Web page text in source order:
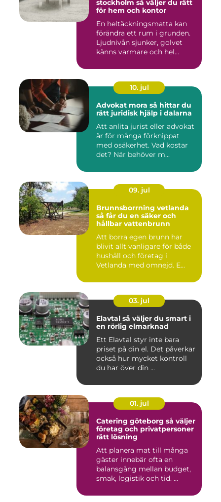
stockholm så väljer du rätt
för hem och kontor
En heltäckningsmatta kan
förändra ett rum i grunden.
Ljudnivån sjunker, golvet
känns varmare och hel...
10. jul
Advokat mora så hittar du
rätt juridisk hjälp i dalarna
Att anlita jurist eller advokat
är för många förknippat
med osäkerhet. Vad kostar
det? När behöver m...
09. jul
Brunnsborrning vetlanda
så får du en säker och
hållbar vattenbrunn
Att borra egen brunn har
blivit allt vanligare för både
hushåll och företag i
Vetlanda med omnejd. E...
03. jul
Elavtal så väljer du smart i
en rörlig elmarknad
Ett Elavtal styr inte bara
priset på din el. Det påverkar
också hur mycket kontroll
du har över din ...
01. jul
Catering göteborg så väljer
företag och privatpersoner
rätt lösning
Att planera mat till många
gäster innebär ofta en
balansgång mellan budget,
smak, logistik och tid. ...